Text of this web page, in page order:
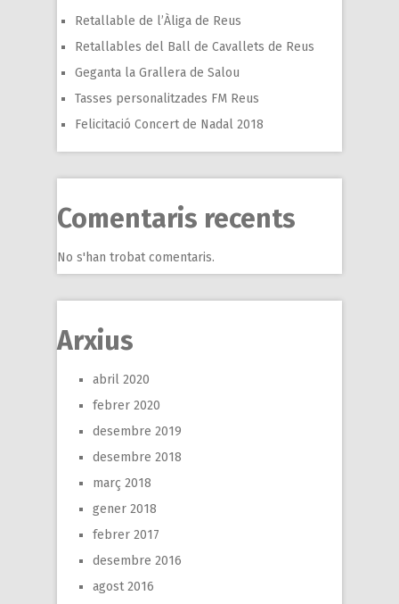
Retallable de l’Àliga de Reus
Retallables del Ball de Cavallets de Reus
Geganta la Grallera de Salou
Tasses personalitzades FM Reus
Felicitació Concert de Nadal 2018
Comentaris recents
No s'han trobat comentaris.
Arxius
abril 2020
febrer 2020
desembre 2019
desembre 2018
març 2018
gener 2018
febrer 2017
desembre 2016
agost 2016